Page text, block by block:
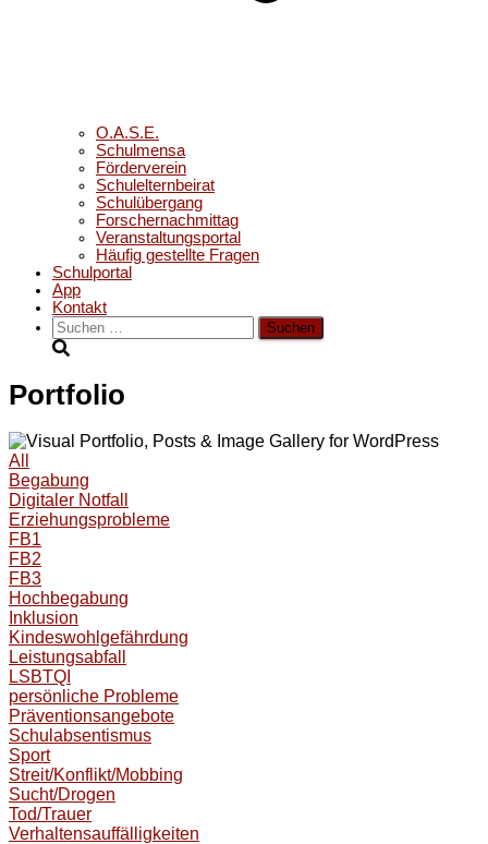
O.A.S.E.
Schulmensa
Förderverein
Schulelternbeirat
Schulübergang
Forschernachmittag
Veranstaltungsportal
Häufig gestellte Fragen
Schulportal
App
Kontakt
Suchen
nach:
Portfolio
All
Begabung
Digitaler Notfall
Erziehungsprobleme
FB1
FB2
FB3
Hochbegabung
Inklusion
Kindeswohlgefährdung
Leistungsabfall
LSBTQI
persönliche Probleme
Präventionsangebote
Schulabsentismus
Sport
Streit/Konflikt/Mobbing
Sucht/Drogen
Tod/Trauer
Verhaltensauffälligkeiten